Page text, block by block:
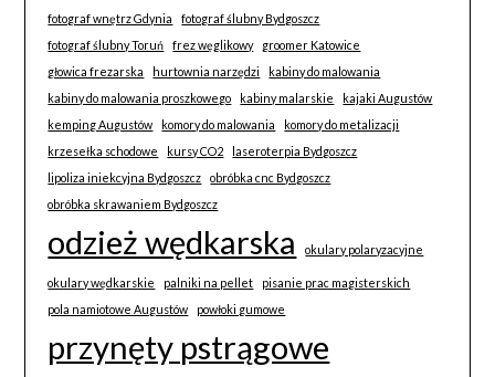
fotograf wnętrz Gdynia
fotograf ślubny Bydgoszcz
fotograf ślubny Toruń
frez węglikowy
groomer Katowice
głowica frezarska
hurtownia narzędzi
kabiny do malowania
kabiny do malowania proszkowego
kabiny malarskie
kajaki Augustów
kemping Augustów
komory do malowania
komory do metalizacji
krzesełka schodowe
kursy CO2
laseroterpia Bydgoszcz
lipoliza iniekcyjna Bydgoszcz
obróbka cnc Bydgoszcz
obróbka skrawaniem Bydgoszcz
odzież wędkarska okulary polaryzacyjne
okulary wędkarskie palniki na pellet
pisanie prac magisterskich
pola namiotowe Augustów
powłoki gumowe
przynęty pstrągowe